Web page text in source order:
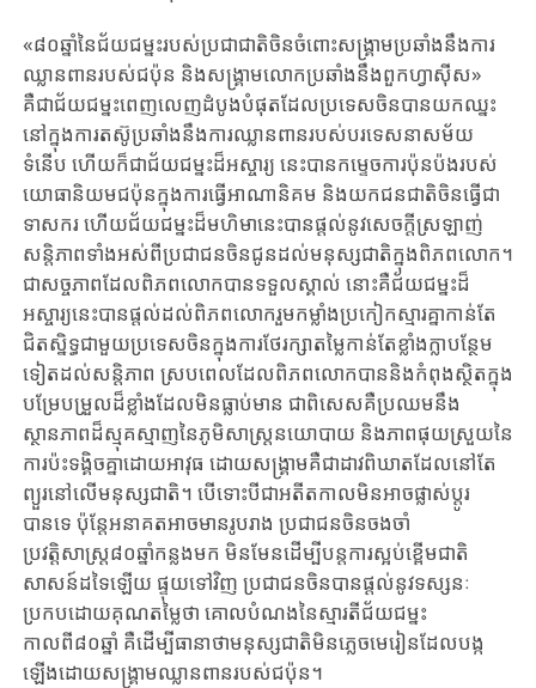
«៨០ឆ្នាំនៃជ័យជម្នះរបស់ប្រជាជាតិចិនចំពោះសង្គ្រាមប្រឆាំងនឹងការ
ឈ្លានពានរបស់ជប៉ុន និងសង្គ្រាមលោកប្រឆាំងនឹងពួកហ្វាស៊ីស»
គឺជាជ័យជម្នះពេញលេញដំបូងបំផុតដែលប្រទេសចិនបានយកឈ្នះ
នៅក្នុងការតស៊ូប្រឆាំងនឹងការឈ្លានពានរបស់បរទេសនាសម័យ
ទំនើប ហើយក៏ជាជ័យជម្នះដ៏អស្ចារ្យ នេះបានកម្ទេចការប៉ុនប៉ងរបស់
យោធានិយមជប៉ុនក្នុងការធ្វើអាណានិគម និងយកជនជាតិចិនធ្វើជា
ទាសករ ហើយជ័យជម្នះដ៏មហិមានេះបានផ្តល់នូវសេចក្តីស្រឡាញ់
សន្តិភាពទាំងអស់ពីប្រជាជនចិនជូនដល់មនុស្សជាតិក្នុងពិភពលោក។
ជាសច្ចភាពដែលពិភពលោកបានទទួលស្គាល់ នោះគឺជ័យជម្នះដ៏​
អស្ចារ្យនេះ​បានផ្តល់ដល់ពិភពលោករួមកម្លាំងប្រកៀកស្មារគ្នាកាន់តែ
ជិតស្និទ្ធជាមួយប្រទេសចិនក្នុងការថែរក្សាតម្លៃកាន់តែខ្លាំងក្លាបន្ថែម
ទៀតដល់សន្តិភាព​ ស្របពេលដែលពិភពលោកបាន​និងកំពុងស្ថិតក្នុង
បម្រែបម្រួលដ៏ខ្លាំងដែលមិនធ្លាប់មាន​ ​ជាពិសេសគឺប្រឈមនឹង
ស្ថានភាព​ដ៏ស្មុគស្មាញនៃភូមិសាស្រ្តនយោបាយ និងភាពផុយស្រួយនៃ
ការប៉ះទង្គិចគ្នាដោយអាវុធ ដោយសង្គ្រាមគឺជាដាវពិឃាតដែល​នៅតែ
ព្យួរនៅលើមនុស្សជាតិ​។ បើទោះបីជាអតីតកាលមិនអាចផ្លាស់ប្តូរ
បានទេ ​ប៉ុន្តែអនាគតអាចមានរូបរាង ប្រជាជនចិនចងចាំ
ប្រវត្តិសាស្ត្រ៨០ឆ្នាំកន្លងមក មិនមែនដើម្បីបន្តការស្អប់ខ្ពើមជាតិ
សាសន៍ដទៃឡើយ ផ្ទុយទៅវិញ ប្រជាជនចិនបានផ្តល់នូវទស្សនៈ
ប្រកបដោយគុណតម្លៃថា គោលបំណងនៃស្មារតីជ័យជម្នះ
កាលពី៨០ឆ្នាំ គឺដើម្បីធានាថាមនុស្សជាតិមិនភ្លេចមេរៀនដែលបង្ក
ឡើងដោយសង្គ្រាមឈ្លានពានរបស់ជប៉ុន។